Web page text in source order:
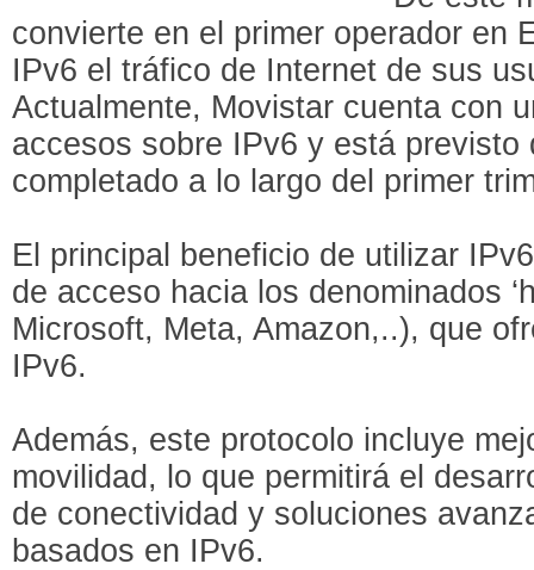
convierte en el primer operador en
IPv6 el tráfico de Internet de sus
Actualmente, Movistar cuenta con
accesos sobre IPv6 y está previsto
completado a lo largo del primer
El principal beneficio de utilizar
de acceso hacia los denominados
Microsoft, Meta, Amazon,..), que
IPv6.
Además, este protocolo incluye
movilidad, lo que permitirá el
de conectividad y soluciones
basados en IPv6.